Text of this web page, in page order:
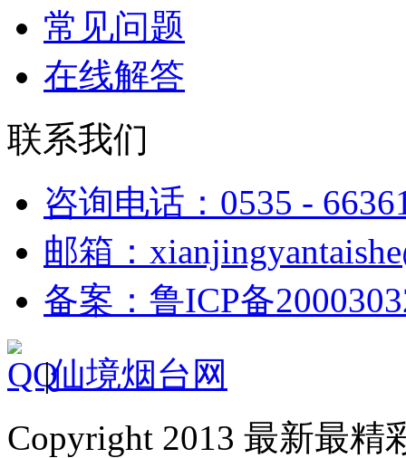
常见问题
在线解答
联系我们
咨询电话：0535 -
邮箱：
备案：鲁ICP备
|仙境烟台网
Copyright 2013 最新最